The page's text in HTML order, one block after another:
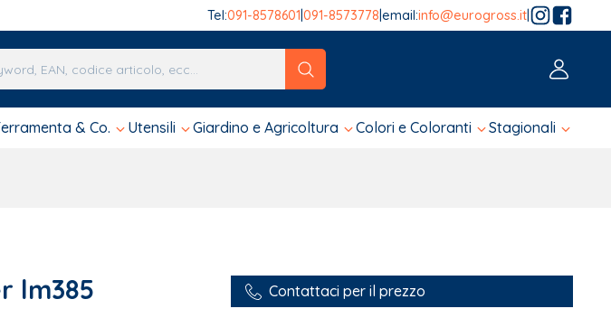
Tel:091-8578601 091-8573778 email:info@eurogross.it
& Co. Utensili Giardino e Agricoltura Colori e Coloranti Stagionali
lm385 Contattaci per il prezzo